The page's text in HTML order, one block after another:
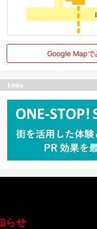
Google Mapで
Links
らせ